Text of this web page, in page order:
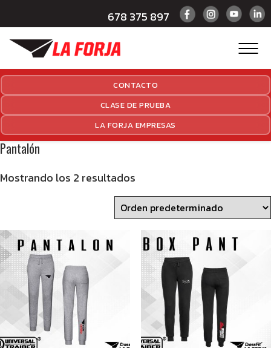
678 375 897
CONTACTO
CLASE DE PRUEBA
LA FORJA EMPRESAS
Pantalón
Mostrando los 2 resultados